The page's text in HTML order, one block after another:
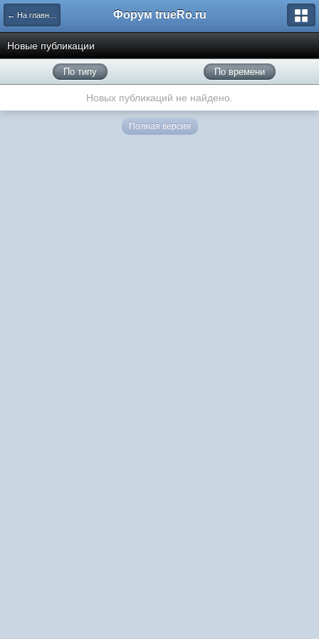
← На главную Форум trueRo.ru
Новые публикации
По типу По времени
Новых публикаций не найдено.
Полная версия